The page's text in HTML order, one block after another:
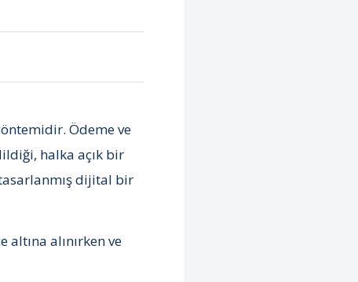
Ödeme ve
halka açık bir
dijital bir
alınırken ve